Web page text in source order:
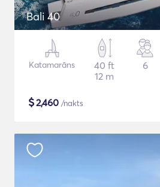
Bali 40
Katamarāns
40 ft
12 m
6
$2,460 /nakts